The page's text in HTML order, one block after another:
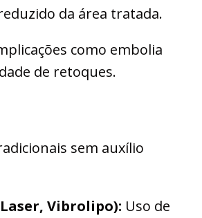
da área tratada.
como embolia
de retoques.
sem auxílio
Vibrolipo): Uso de